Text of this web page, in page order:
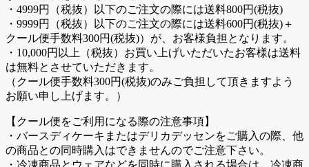
・4999円（税抜）以下のご注文の際には送料800円(税抜)
・9999円（税抜）以下のご注文の際には送料600円(税抜)＋
クール便手数料300円(税抜)）が、お客様負担となります。
・10,000円以上（税抜）お買い上げいただいたお客様は送料
は無料とさせていただきます。
（クール便手数料300円(税抜)のみご負担して頂きますよう
お願い申し上げます。）
【クール便をご利用になる際の注意事項】
・バースディケーキまたはデリカデッセンをご購入の際、他
の商品との同時購入はできませんのでご注意下さい。